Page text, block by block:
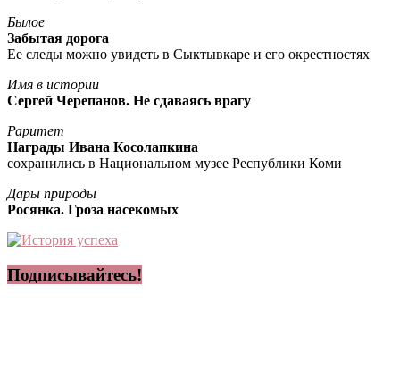
Былое
Забытая дорога
Ее следы можно увидеть в Сыктывкаре и его окрестностях
Имя в истории
Сергей Черепанов. Не сдаваясь врагу
Раритет
Награды Ивана Косолапкина
сохранились в Национальном музее Республики Коми
Дары природы
Росянка. Гроза насекомых
Подписывайтесь!